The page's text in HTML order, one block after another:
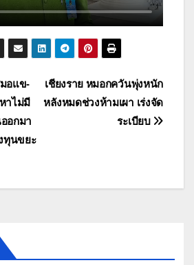
เชียงราย หมอกควันพุ่งหนัก
หลังหมดช่วงห้ามเผา เร่งจัด
ระเบียบ
อแข-
าไม่มี
อกมา
ทุนขยะ